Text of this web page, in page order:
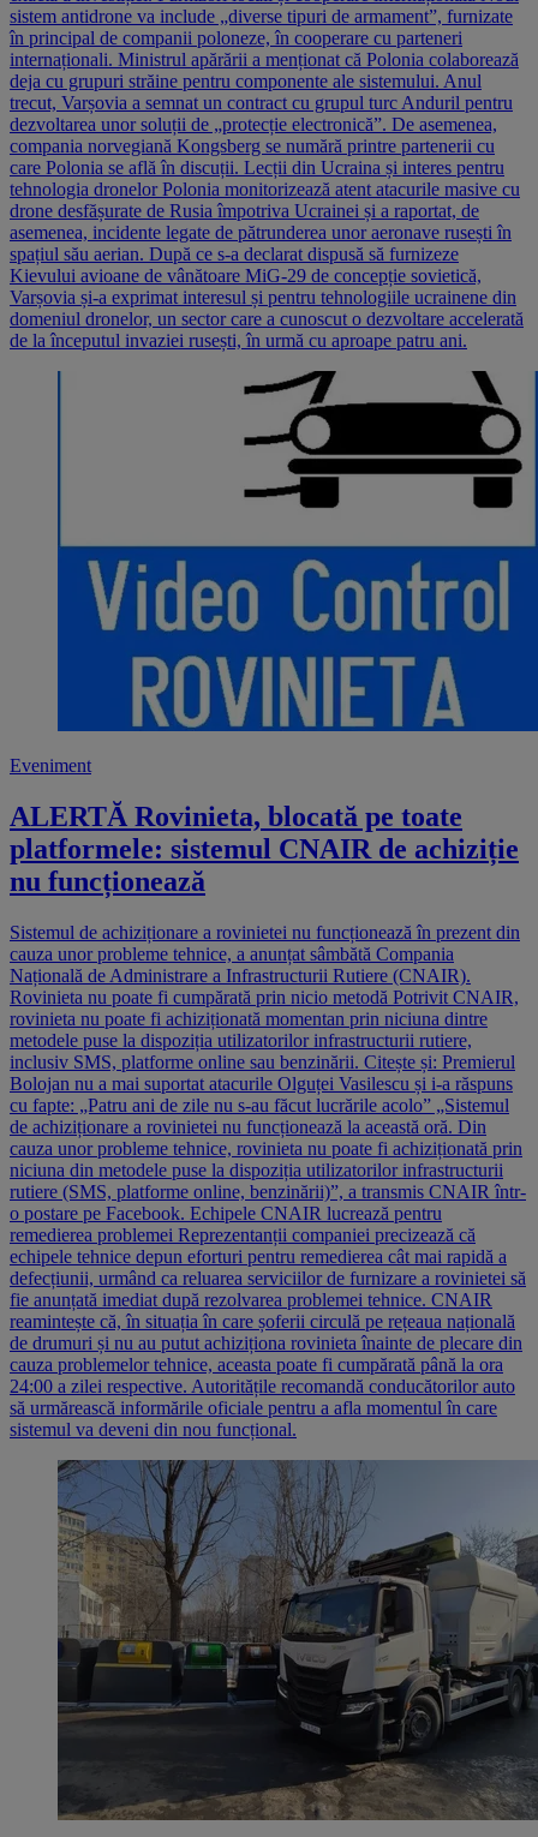
sistem antidrone va include „diverse tipuri de armament”, furnizate
în principal de companii poloneze, în cooperare cu parteneri
internaționali. Ministrul apărării a menționat că Polonia colaborează
deja cu grupuri străine pentru componente ale sistemului. Anul
trecut, Varșovia a semnat un contract cu grupul turc Anduril pentru
dezvoltarea unor soluții de „protecție electronică”. De asemenea,
compania norvegiană Kongsberg se numără printre partenerii cu
care Polonia se află în discuții. Lecții din Ucraina și interes pentru
tehnologia dronelor Polonia monitorizează atent atacurile masive cu
drone desfășurate de Rusia împotriva Ucrainei și a raportat, de
asemenea, incidente legate de pătrunderea unor aeronave rusești în
spațiul său aerian. După ce s-a declarat dispusă să furnizeze
Kievului avioane de vânătoare MiG-29 de concepție sovietică,
Varșovia și-a exprimat interesul și pentru tehnologiile ucrainene din
domeniul dronelor, un sector care a cunoscut o dezvoltare accelerată
de la începutul invaziei rusești, în urmă cu aproape patru ani.
Eveniment
ALERTĂ Rovinieta, blocată pe toate
platformele: sistemul CNAIR de achiziție
nu funcționează
Sistemul de achiziționare a rovinietei nu funcționează în prezent din
cauza unor probleme tehnice, a anunțat sâmbătă Compania
Națională de Administrare a Infrastructurii Rutiere (CNAIR).
Rovinieta nu poate fi cumpărată prin nicio metodă Potrivit CNAIR,
rovinieta nu poate fi achiziționată momentan prin niciuna dintre
metodele puse la dispoziția utilizatorilor infrastructurii rutiere,
inclusiv SMS, platforme online sau benzinării. Citește și: Premierul
Bolojan nu a mai suportat atacurile Olguței Vasilescu și i-a răspuns
cu fapte: „Patru ani de zile nu s-au făcut lucrările acolo” „Sistemul
de achiziționare a rovinietei nu funcționează la această oră. Din
cauza unor probleme tehnice, rovinieta nu poate fi achiziționată prin
niciuna din metodele puse la dispoziția utilizatorilor infrastructurii
rutiere (SMS, platforme online, benzinării)”, a transmis CNAIR într-
o postare pe Facebook. Echipele CNAIR lucrează pentru
remedierea problemei Reprezentanții companiei precizează că
echipele tehnice depun eforturi pentru remedierea cât mai rapidă a
defecțiunii, urmând ca reluarea serviciilor de furnizare a rovinietei să
fie anunțată imediat după rezolvarea problemei tehnice. CNAIR
reamintește că, în situația în care șoferii circulă pe rețeaua națională
de drumuri și nu au putut achiziționa rovinieta înainte de plecare din
cauza problemelor tehnice, aceasta poate fi cumpărată până la ora
24:00 a zilei respective. Autoritățile recomandă conducătorilor auto
să urmărească informările oficiale pentru a afla momentul în care
sistemul va deveni din nou funcțional.